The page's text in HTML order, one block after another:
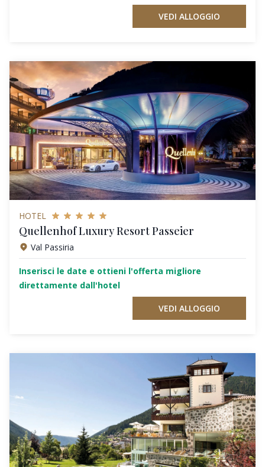
VEDI ALLOGGIO
HOTEL
Quellenhof Luxury Resort Passeier
Val Passiria
Inserisci le date e ottieni l'offerta migliore
direttamente dall'hotel
VEDI ALLOGGIO